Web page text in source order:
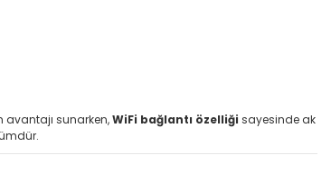
avantajı sunarken,WiFi bağlantı özelliği sayesinde ak